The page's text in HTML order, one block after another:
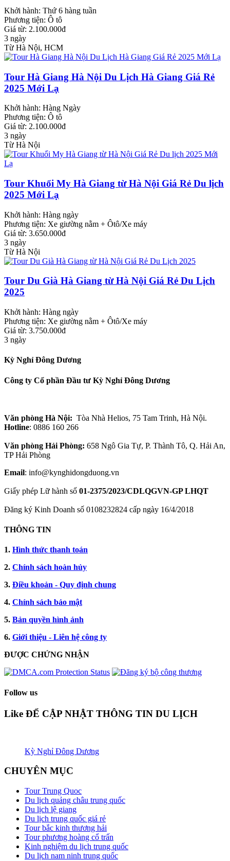
Khởi hành: Thứ 6 hàng tuần
Phương tiện: Ô tô
Giá từ: 2.100.000đ
3 ngày
Từ Hà Nội, HCM
Tour Hà Giang Hà Nội Du Lịch Hà Giang Giá Rẻ
2025 Mới Lạ
Khởi hành: Hàng Ngày
Phương tiện: Ô tô
Giá từ: 2.100.000đ
3 ngày
Từ Hà Nội
Tour Khuổi My Hà Giang từ Hà Nội Giá Rẻ Du lịch
2025 Mới Lạ
Khởi hành: Hàng ngày
Phương tiện: Xe giường nằm + Ôtô/Xe máy
Giá từ: 3.650.000đ
3 ngày
Từ Hà Nội
Tour Du Già Hà Giang từ Hà Nội Giá Rẻ Du Lịch
2025
Khởi hành: Hàng ngày
Phương tiện: Xe giường nằm + Ôtô/Xe máy
Giá từ: 3.750.000đ
3 ngày
Kỳ Nghỉ Đông Dương
Công ty Cổ phần Đầu tư Kỳ Nghỉ Đông Dương
Văn phòng Hà Nội: Tòa Nhà Helios, 75 Tam Trinh, Hà Nội.
Hotline: 0886 160 266
Văn phòng Hải Phòng: 658 Ngô Gia Tự, P. Thành Tô, Q. Hải An,
TP Hải Phòng
Email: info@kynghidongduong.vn
Giấy phép Lữ hành số 01-2375/2023/CDLQGVN-GP LHQT
Đăng ký Kinh Doanh số 0108232824 cấp ngày 16/4/2018
THÔNG TIN
1. Hình thức thanh toán
2. Chính sách hoàn hủy
3. Điều khoản - Quy định chung
4. Chính sách bảo mật
5. Bản quyền hình ảnh
6. Giới thiệu - Liên hệ công ty
ĐƯỢC CHỨNG NHẬN​
Follow us
Like ĐỂ CẬP NHẬT THÔNG TIN DU LỊCH
Kỳ Nghỉ Đông Dương
CHUYÊN MỤC
Tour Trung Quoc
Du lịch quảng châu trung quốc
Du lịch lệ giang
Du lịch trung quốc giá rẻ
Tour bắc kinh thương hải
Tour phương hoàng cổ trấn
Kinh nghiệm du lịch trung quốc
Du lịch nam ninh trung quốc